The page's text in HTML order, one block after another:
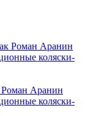
Роман Аранин
коляски-